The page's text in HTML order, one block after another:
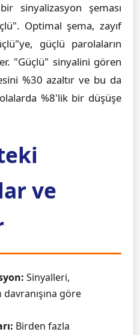
sinyalizasyon şeması
Optimal şema, zayıf
güçlü parolaların
"Güçlü" sinyalini gören
%30 azaltır ve bu da
%8'lik bir düşüşe
ve
Sinyalleri,
göre
Birden fazla